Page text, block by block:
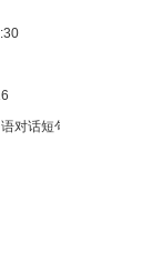
对话短句